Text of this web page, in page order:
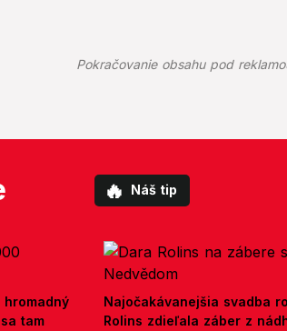
Pokračovanie obsahu pod
🔥 Náš tip
tam
Najočakávanejšia svadba
Rolins zdieľala záber z